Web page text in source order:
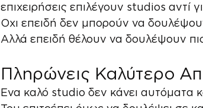
επιχειρήσεις επιλέγουν studios αντί
Οχι επειδή δεν μπορούν να
Αλλά επειδή θέλουν να δουλέψουν
Πληρώνεις Καλύτερο
Ενα καλό studio δεν κάνει αυτόματα